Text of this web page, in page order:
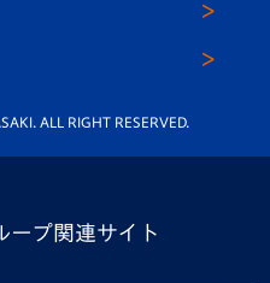
ALL RIGHT RESERVED.
ープ関連サイト